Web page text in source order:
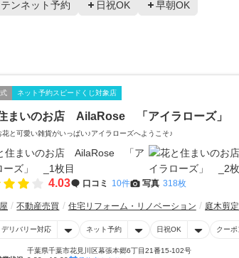
ンネット予約 日祝OK 早朝OK
ネット予約スピードくじ対象店
まいのお店 AilaRose 「アイラローズ」
花と可愛い雑貨がいっぱい♪アイラローズへようこそ♪
4.03 口コミ 10件 写真 318枚
不動産売買 住宅リフォーム・リノベーション 庭木剪
デリバリー対応 ネット予約 日祝OK クー
千葉県千葉市花見川区幕張本郷6丁目21番15-102号